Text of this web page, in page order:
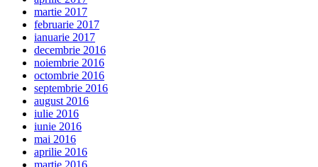
martie 2017
februarie 2017
ianuarie 2017
decembrie 2016
noiembrie 2016
octombrie 2016
septembrie 2016
august 2016
iulie 2016
iunie 2016
mai 2016
aprilie 2016